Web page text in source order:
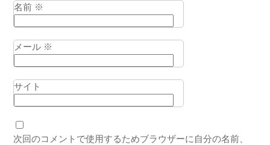
名前 ※
メール ※
サイト
次回のコメントで使用するためブラウザーに自分の名前、